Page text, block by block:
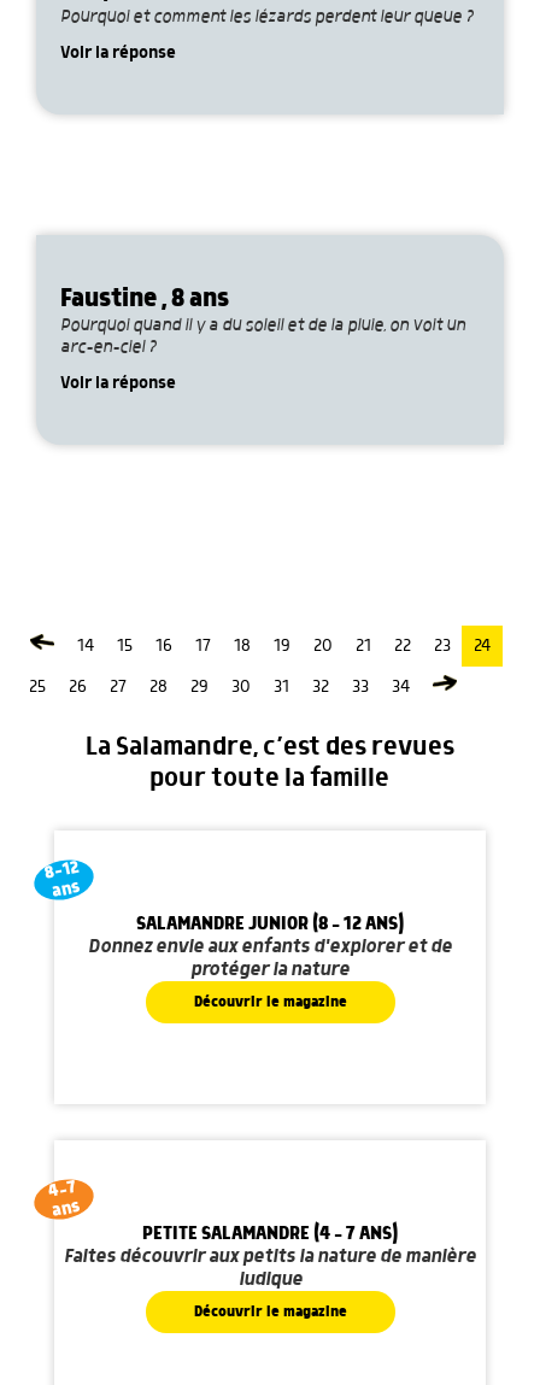
Pourquoi et comment les lézards perdent leur queue ?
Voir la réponse
Faustine , 8 ans
Pourquoi quand il y a du soleil et de la pluie, on voit un
arc-en-ciel ?
Voir la réponse
14 15 16 17 18 19 20 21 22 23 24
25 26 27 28 29 30 31 32 33 34
La Salamandre, c’est des revues
pour toute la famille
8-12
ans
SALAMANDRE JUNIOR (8 - 12 ANS)
Donnez envie aux enfants d'explorer et de
protéger la nature
Découvrir le magazine
4-7
ans
PETITE SALAMANDRE (4 - 7 ANS)
Faites découvrir aux petits la nature de manière
ludique
Découvrir le magazine